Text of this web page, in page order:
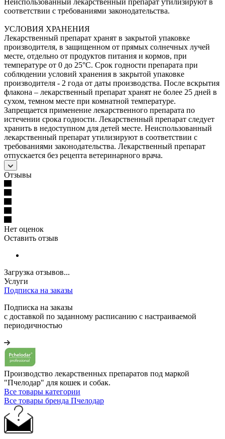
соответствии с требованиями законодательства.
УСЛОВИЯ ХРАНЕНИЯ
Лекарственный препарат хранят в закрытой упаковке
производителя, в защищенном от прямых солнечных лучей
месте, отдельно от продуктов питания и кормов, при
температуре от 0 до 25°С. Срок годности препарата при
соблюдении условий хранения в закрытой упаковке
производителя - 2 года от даты производства. После вскрытия
флакона – лекарственный препарат хранят не более 25 дней в
сухом, темном месте при комнатной температуре.
Запрещается применение лекарственного препарата по
истечении срока годности. Лекарственный препарат следует
хранить в недоступном для детей месте. Неиспользованный
лекарственный препарат утилизируют в соответствии с
требованиями законодательства. Лекарственный препарат
отпускается без рецепта ветеринарного врача.
Отзывы
Нет оценок
Оставить отзыв
Загрузка отзывов...
Услуги
Подписка на заказы
Подписка на заказы
с доставкой по заданному расписанию с настраиваемой
периодичностью
Производство лекарственных препаратов под маркой
"Пчелодар" для кошек и собак.
Все товары категории
Все товары бренда Пчелодар